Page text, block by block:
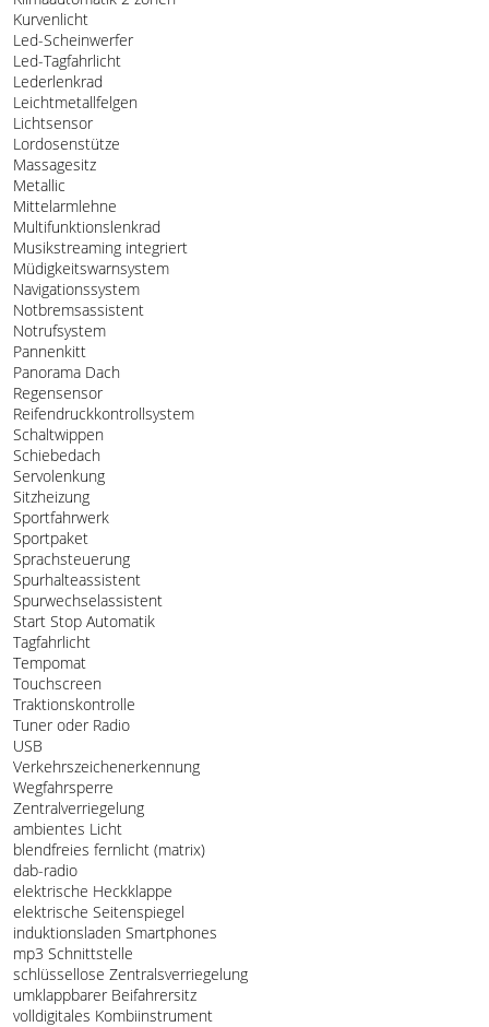
Kurvenlicht
Led-Scheinwerfer
Led-Tagfahrlicht
Lederlenkrad
Leichtmetallfelgen
Lichtsensor
Lordosenstütze
Massagesitz
Metallic
Mittelarmlehne
Multifunktionslenkrad
Musikstreaming integriert
Müdigkeitswarnsystem
Navigationssystem
Notbremsassistent
Notrufsystem
Pannenkitt
Panorama Dach
Regensensor
Reifendruckkontrollsystem
Schaltwippen
Schiebedach
Servolenkung
Sitzheizung
Sportfahrwerk
Sportpaket
Sprachsteuerung
Spurhalteassistent
Spurwechselassistent
Start Stop Automatik
Tagfahrlicht
Tempomat
Touchscreen
Traktionskontrolle
Tuner oder Radio
USB
Verkehrszeichenerkennung
Wegfahrsperre
Zentralverriegelung
ambientes Licht
blendfreies fernlicht (matrix)
dab-radio
elektrische Heckklappe
elektrische Seitenspiegel
induktionsladen Smartphones
mp3 Schnittstelle
schlüssellose Zentralsverriegelung
umklappbarer Beifahrersitz
volldigitales Kombiinstrument